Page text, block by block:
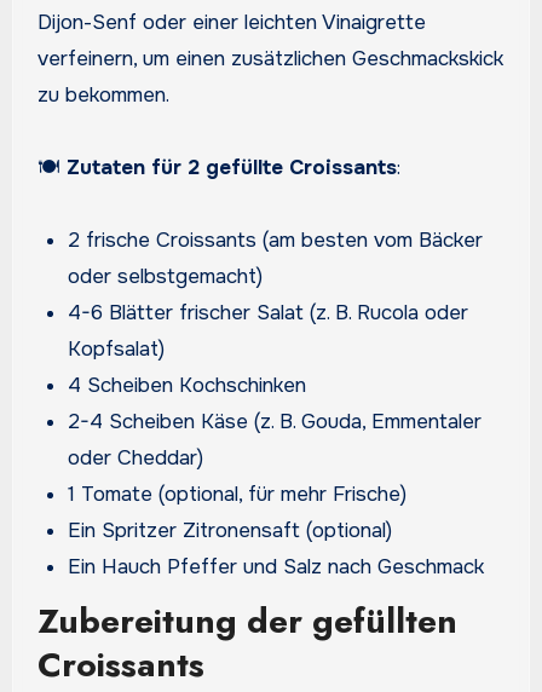
Dijon-Senf oder einer leichten Vinaigrette
verfeinern, um einen zusätzlichen Geschmackskick
zu bekommen.
🍽️ Zutaten für 2 gefüllte Croissants:
2 frische Croissants (am besten vom Bäcker
oder selbstgemacht)
4-6 Blätter frischer Salat (z. B. Rucola oder
Kopfsalat)
4 Scheiben Kochschinken
2-4 Scheiben Käse (z. B. Gouda, Emmentaler
oder Cheddar)
1 Tomate (optional, für mehr Frische)
Ein Spritzer Zitronensaft (optional)
Ein Hauch Pfeffer und Salz nach Geschmack
Zubereitung der gefüllten
Croissants